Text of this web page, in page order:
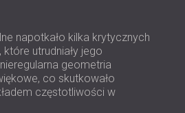
SEKTORA AUDIOLOGII
I
CENTRÓW DANYCH
napotkało kilka krytycznych
utrudniały jego
geometria
co skutkowało
częstotliwości w